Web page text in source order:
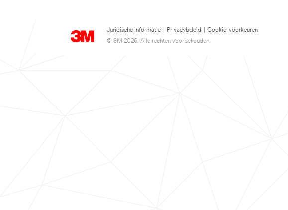
Juridische informatie Privacybeleid
Cookie-voorkeuren
© 3M 2026. Alle rechten voorbehouden.